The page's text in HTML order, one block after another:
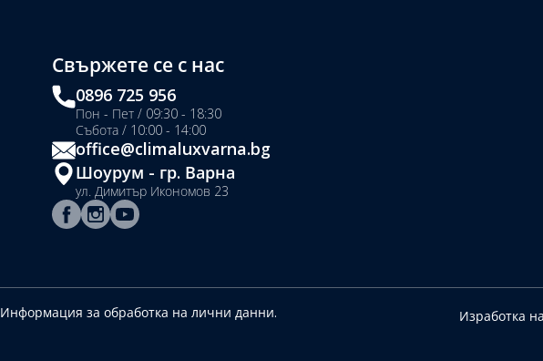
Свържете се с нас
0896 725 956
Пон - Пет / 09:30 - 18:30
Събота / 10:00 - 14:00
office@climaluxvarna.bg
Шоурум - гр. Варна
ул. Димитър Икономов 23
Информация за обработка на лични данни. Изработка